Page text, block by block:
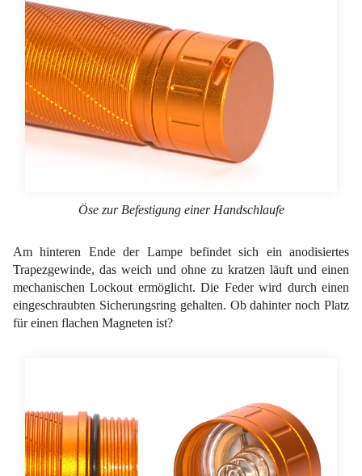
Öse zur Befestigung einer Handschlaufe
Am hinteren Ende der Lampe befindet sich ein anodisiertes
Trapezgewinde, das weich und ohne zu kratzen läuft und einen
mechanischen Lockout ermöglicht. Die Feder wird durch einen
eingeschraubten Sicherungsring gehalten. Ob dahinter noch Platz
für einen flachen Magneten ist?